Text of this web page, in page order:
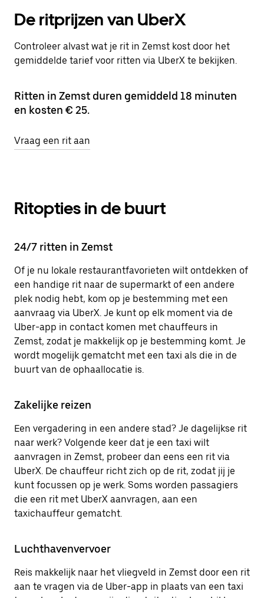
De ritprijzen van UberX
Controleer alvast wat je rit in Zemst kost door het
gemiddelde tarief voor ritten via UberX te bekijken.
Ritten in Zemst duren gemiddeld 18 minuten
en kosten € 25.
Vraag een rit aan
Ritopties in de buurt
24/7 ritten in Zemst
Of je nu lokale restaurantfavorieten wilt ontdekken of
een handige rit naar de supermarkt of een andere
plek nodig hebt, kom op je bestemming met een
aanvraag via UberX. Je kunt op elk moment via de
Uber-app in contact komen met chauffeurs in
Zemst, zodat je makkelijk op je bestemming komt. Je
wordt mogelijk gematcht met een taxi als die in de
buurt van de ophaallocatie is.
Zakelijke reizen
Een vergadering in een andere stad? Je dagelijkse rit
naar werk? Volgende keer dat je een taxi wilt
aanvragen in Zemst, probeer dan eens een rit via
UberX. De chauffeur richt zich op de rit, zodat jij je
kunt focussen op je werk. Soms worden passagiers
die een rit met UberX aanvragen, aan een
taxichauffeur gematcht.
Luchthavenvervoer
Reis makkelijk naar het vliegveld in Zemst door een rit
aan te vragen via de Uber-app in plaats van een taxi